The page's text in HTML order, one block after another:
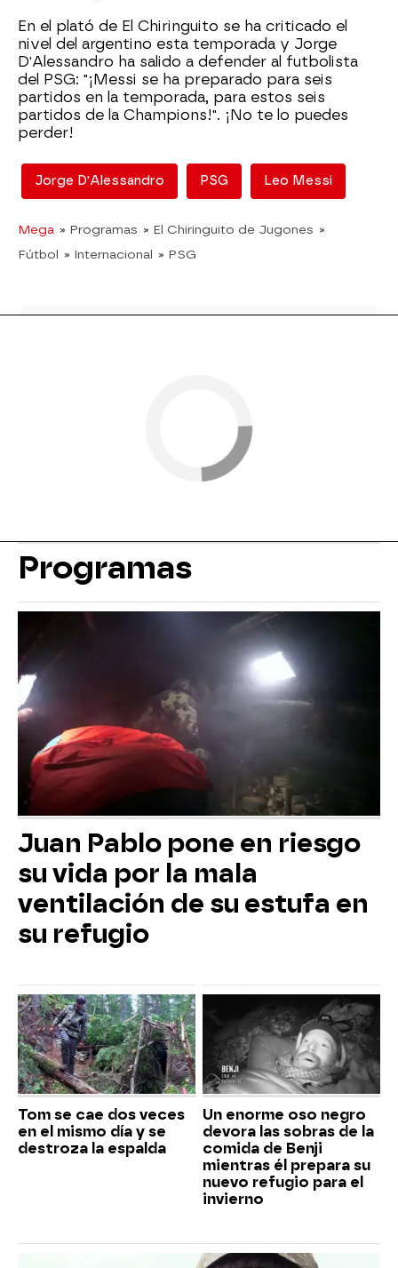
En el plató de El Chiringuito se ha criticado el
nivel del argentino esta temporada y Jorge
D'Alessandro ha salido a defender al futbolista
del PSG: "¡Messi se ha preparado para seis
partidos en la temporada, para estos seis
partidos de la Champions!". ¡No te lo puedes
perder!
Jorge D'Alessandro PSG Leo Messi
Mega » Programas » El Chiringuito de Jugones »
Fútbol » Internacional » PSG
Programas
Juan Pablo pone en riesgo
su vida por la mala
ventilación de su estufa en
su refugio
Tom se cae dos veces
en el mismo día y se
destroza la espalda
Un enorme oso negro
devora las sobras de la
comida de Benji
mientras él prepara su
nuevo refugio para el
invierno